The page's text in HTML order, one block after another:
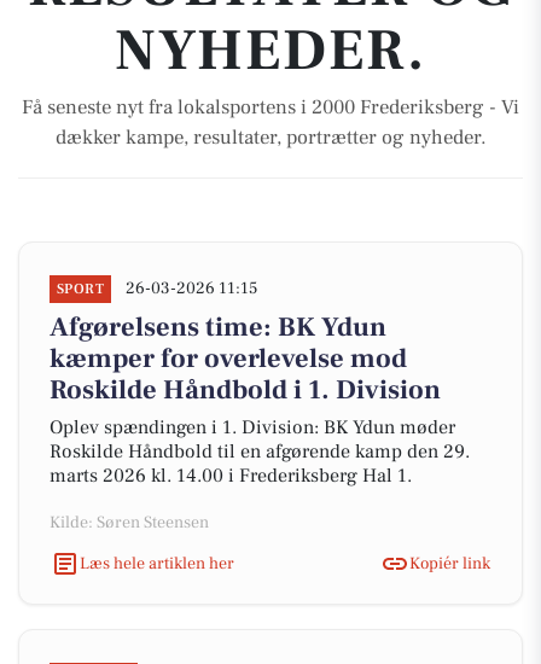
NYHEDER.
Få seneste nyt fra lokalsportens i 2000 Frederiksberg - Vi
dækker kampe, resultater, portrætter og nyheder.
SPORT 26-03-2026 11:15
Afgørelsens time: BK Ydun
kæmper for overlevelse mod
Roskilde Håndbold i 1. Division
Oplev spændingen i 1. Division: BK Ydun møder
Roskilde Håndbold til en afgørende kamp den 29.
marts 2026 kl. 14.00 i Frederiksberg Hal 1.
Kilde: Søren Steensen
Læs hele artiklen her
Kopiér link